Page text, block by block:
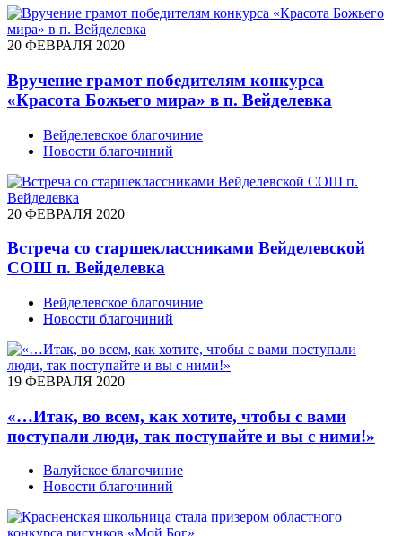
20 ФЕВРАЛЯ 2020
Вручение грамот победителям конкурса
«Красота Божьего мира» в п. Вейделевка
Вейделевское благочиние
Новости благочиний
20 ФЕВРАЛЯ 2020
Встреча со старшеклассниками Вейделевской
СОШ п. Вейделевка
Вейделевское благочиние
Новости благочиний
19 ФЕВРАЛЯ 2020
«…Итак, во всем, как хотите, чтобы с вами
поступали люди, так поступайте и вы с ними!»
Валуйское благочиние
Новости благочиний